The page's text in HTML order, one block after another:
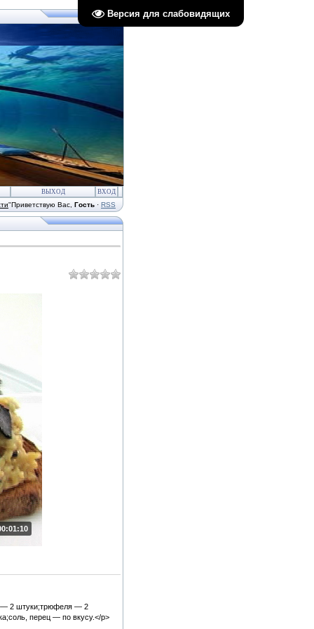
Версия для слабовидящих
ВЫХОД ВХОД
"Приветствую Вас Гость · RSS
— 2 штуки;трюфеля — 2
перец — по вкусу.</p>